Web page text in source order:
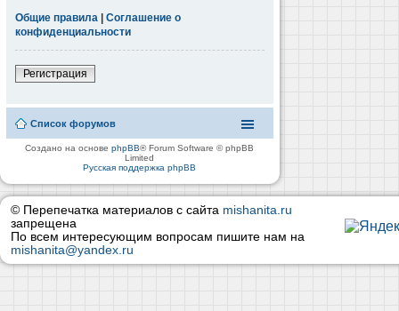
Общие правила | Соглашение о
конфиденциальности
Регистрация
Список форумов
Создано на основеphpBB® Forum Software © phpBB
Limited
Русская поддержка phpBB
© Перепечатка материалов с сайта mishanita.ru
запрещена
По всем интересующим вопросам пишите нам на
mishanita@yandex.ru